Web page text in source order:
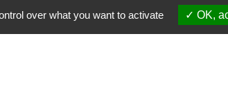
over what you want to activate OK,